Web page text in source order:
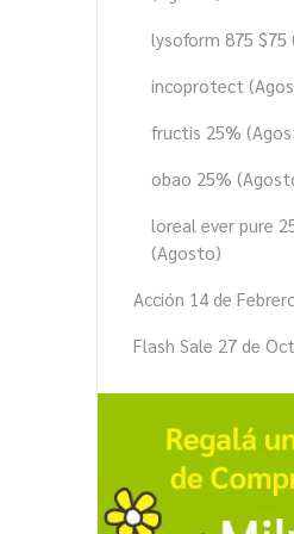
lysoform 875 $75
incoprotect
fructis 25%
obao 25%
loreal ever pure
(Agosto)
Acción 14 de
Flash Sale 27 de